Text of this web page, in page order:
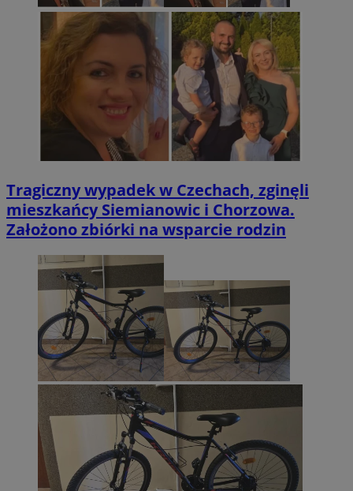
Tragiczny wypadek w Czechach, zginęli
mieszkańcy Siemianowic i Chorzowa.
Założono zbiórki na wsparcie rodzin